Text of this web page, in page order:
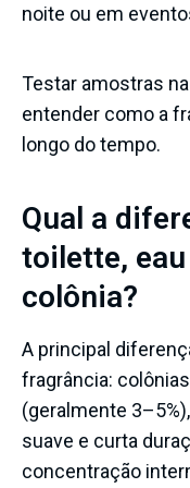
noite ou em
Testar amostras
entender como a
longo do tempo.
Qual a
toilette,
colônia?
A principal
fragrância:
(geralmente
suave e curta
concentração